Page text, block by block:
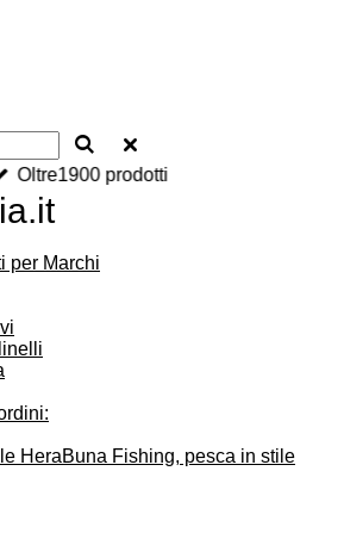
Oltre1900 prodotti
per Marchi
HeraBuna Fishing, pesca in stile